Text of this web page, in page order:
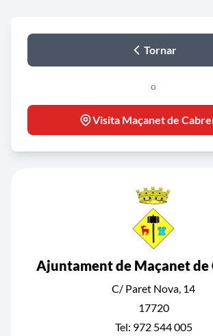
Tornar
o
Visita Maçanet de
Ajuntament de Maçanet de
C/ Paret Nova, 14
17720
Tel: 972 544 005